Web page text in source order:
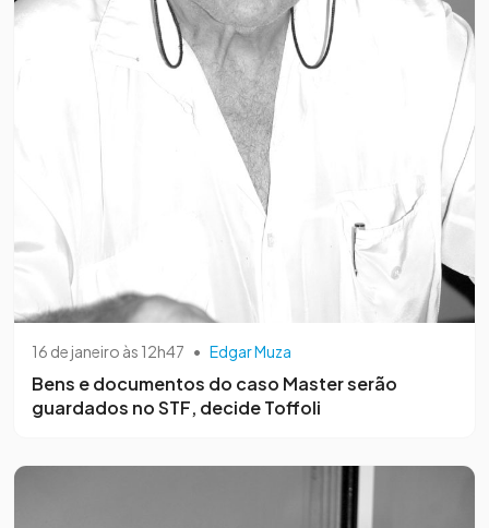
16 de janeiro às 12h47 • Edgar Muza
Bens e documentos do caso Master serão
guardados no STF, decide Toffoli